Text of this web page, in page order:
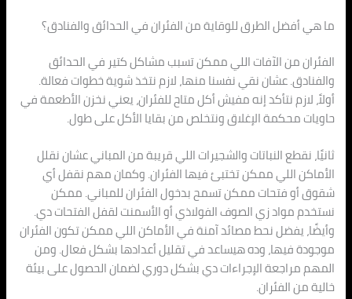
ما هي أفضل الطرق للوقاية من الفئران في الحدائق والفنادق؟
الفئران من الآفات اللي ممكن تسبب مشاكل كتير في الحدائق
والفنادق. عشان نقي نفسنا منها، لازم نتخذ شوية خطوات فعالة.
أولاً، لازم نتأكد إنه مفيش أكل متاح للفئران، يعني نخزن الأطعمة في
حاويات محكمة الإغلاق ونتخلص من بقايا الأكل على طول.
ثانيًا، نقطع النباتات والشجيرات اللي قريبة من المباني عشان نقلل
الأماكن اللي ممكن تختبئ فيها الفئران. وكمان مهم نقفل أي
شقوق أو فتحات ممكن تسمح بدخول الفئران للمباني. ممكن
نستخدم مواد زي الصوف الفولاذي أو الأسمنت لقفل الفتحات دي.
وأيضًا، يفضل نحط مصائد آمنة في الأماكن اللي ممكن تكون الفئران
موجودة فيها، وده هيساعد في تقليل أعدادها بشكل فعال. ومن
المهم مراجعة الإجراءات دي بشكل دوري لضمان الحصول على بيئة
خالية من الفئران.